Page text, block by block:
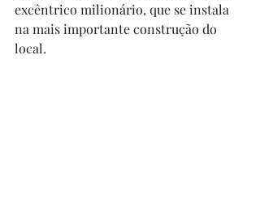
excêntrico milionário, que se instala
na mais importante construção do
local.